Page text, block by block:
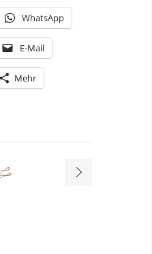
WhatsApp
E-Mail
Mehr